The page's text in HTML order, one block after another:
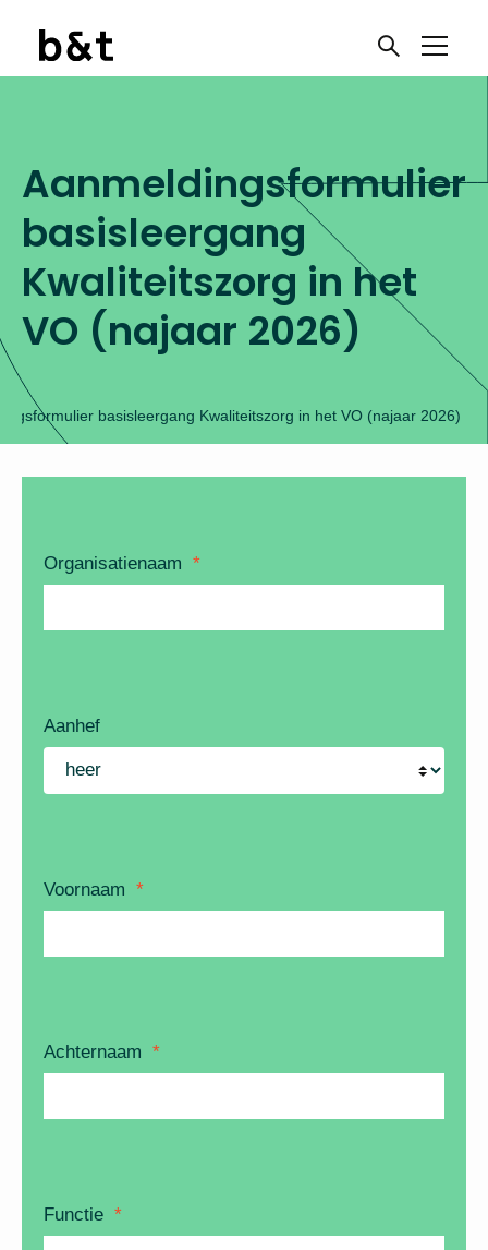
Aanmeldingsformulier
basisleergang
Kwaliteitszorg in het
VO (najaar 2026)
basisleergang Kwaliteitszorg in het VO (najaar 2026)
Organisatienaam *
Aanhef
Voornaam *
Achternaam *
Functie *